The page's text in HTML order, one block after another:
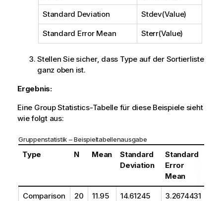
Standard Deviation Stdev(Value)
Standard Error Mean Sterr(Value)
Stellen Sie sicher, dass Typeauf der Sortierliste
ganz oben ist.
Ergebnis:
Eine Group Statistics-Tabelle für diese Beispiele sieht
wie folgt aus:
Gruppenstatistik – Beispieltabellenausgabe
Type N Mean
Standard
Deviation
Standard
Error
Mean
Comparison 20 11.95 14.61245 3.2674431